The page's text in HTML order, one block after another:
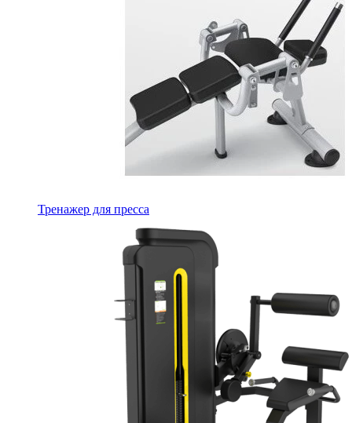
Тренажер для пресса